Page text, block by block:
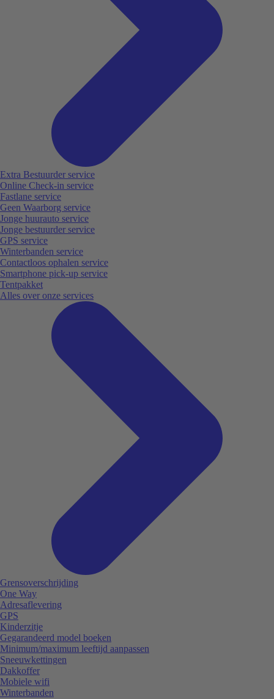
Extra Bestuurder service
Online Check-in service
Fastlane service
Geen Waarborg service
Jonge huurauto service
Jonge bestuurder service
GPS service
Winterbanden service
Contactloos ophalen service
Smartphone pick-up service
Tentpakket
Alles over onze services
Grensoverschrijding
One Way
Adresaflevering
GPS
Kinderzitje
Gegarandeerd model boeken
Minimum/maximum leeftijd aanpassen
Sneeuwkettingen
Dakkoffer
Mobiele wifi
Winterbanden